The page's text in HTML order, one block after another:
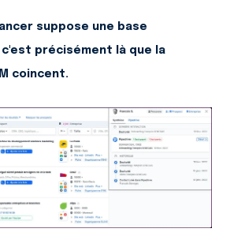
suppose une base
précisément là que la
coincent.